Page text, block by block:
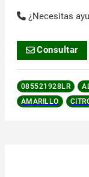
¿Necesitas
Consultar
085521928LR
AMARILLO